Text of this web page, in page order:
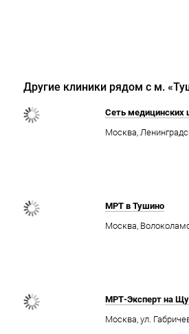
Другие клиники рядом с м.
Сеть медицинских
Москва,
МРТ в Тушино
Москва,
МРТ-Эксперт на
Москва, ул.